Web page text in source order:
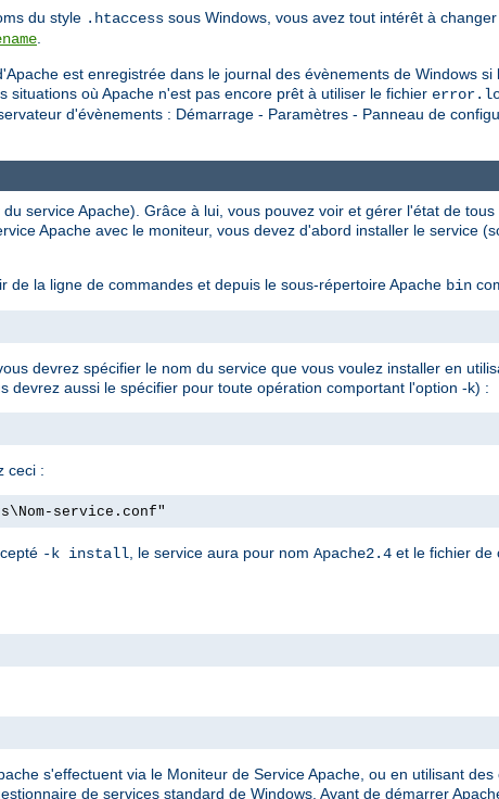
du style .htaccess sous Windows, vous avez tout intérêt à
.
est enregistrée dans le journal des évènements de Windows si
où Apache n'est pas encore prêt à utiliser le fichier
d'évènements : Démarrage - Paramètres - Panneau de
service Apache). Grâce à lui, vous pouvez voir et gérer l'état de tous
Apache avec le moniteur, vous devez d'abord installer le service
de la ligne de commandes et depuis le sous-répertoire Apache bin
devrez spécifier le nom du service que vous voulez installer en
aussi le spécifier pour toute opération comportant l'option -k) :
ceci :
service.conf"
-k install , le service aura pour nom Apache2.4 et le fichier de
s'effectuent via le Moniteur de Service Apache, ou en utilisant
de services standard de Windows. Avant de démarrer